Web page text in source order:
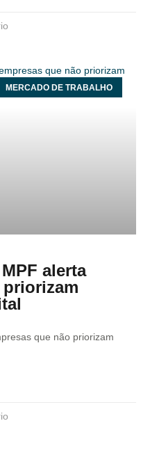
MERCADO DE TRABALHO
alerta
priorizam
que não priorizam